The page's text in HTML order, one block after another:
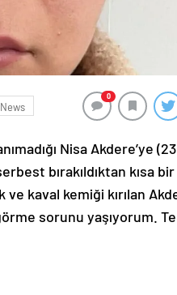
News
0
Nisa Akdere’ye
bırakıldıktan kısa bir
ve kaval kemiği kırılan
sorunu yaşıyorum.